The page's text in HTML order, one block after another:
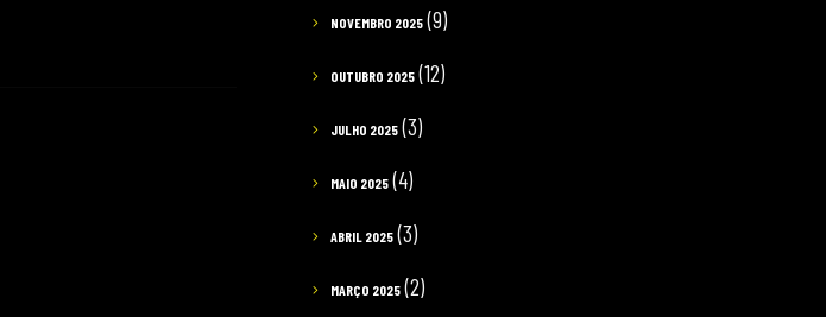
NOVEMBRO 2025 (9)
OUTUBRO 2025 (12)
JULHO 2025 (3)
MAIO 2025 (4)
ABRIL 2025 (3)
MARÇO 2025 (2)